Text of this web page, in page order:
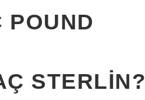
POUND
STERLIN?